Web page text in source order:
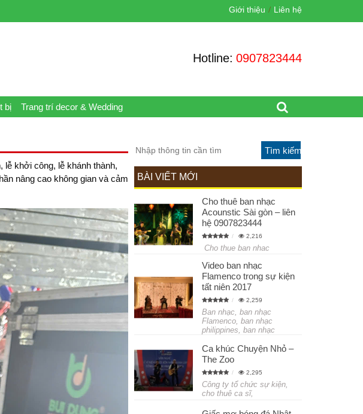
Giới thiệu Liên hệ
Hotline: 0907823444
bị Trang trí decor & Wedding
lễ khởi công, lễ khánh thành,
nâng cao không gian và cảm
BÀI VIẾT MỚI
Cho thuê ban nhạc
Acounstic Sài gòn – liên
hệ 0907823444
2,216
Cho thue ban nhac
Video ban nhạc
Flamenco trong sự kiện
tất niên 2017
2,259
Ban nhạc, ban nhạc
Flamenco, ban nhạc
philippines, ban nhạc
Ca khúc Chuyện Nhỏ –
The Zoo
2,295
Công ty tổ chức sự kiện,
cho thuê ca sĩ,